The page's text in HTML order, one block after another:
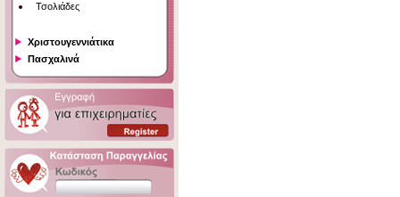
Τσολιάδες
Χριστουγεννιάτικα
Πασχαλινά